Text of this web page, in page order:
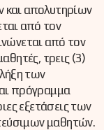
απολυτηρίων
από τον
από τον
τρεις (3)
των
πρόγραμμα
εξετάσεις των
μαθητών.